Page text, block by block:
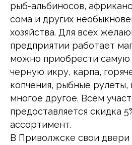
рыб-альбиносов,
сома и других
хозяйства. Для всех
предприятии работает
можно приобрести
черную икру, карпа,
копчения, рыбные
многое другое. Всем
предоставляется скидка
ассортимент.
В Приволжске свои двери